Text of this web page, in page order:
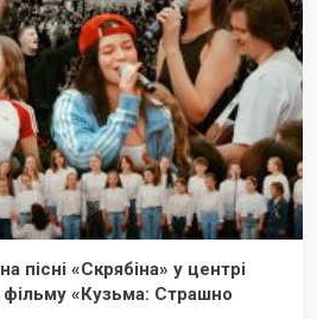
«Скрябіна» у центрі
«Кузьма: Страшно